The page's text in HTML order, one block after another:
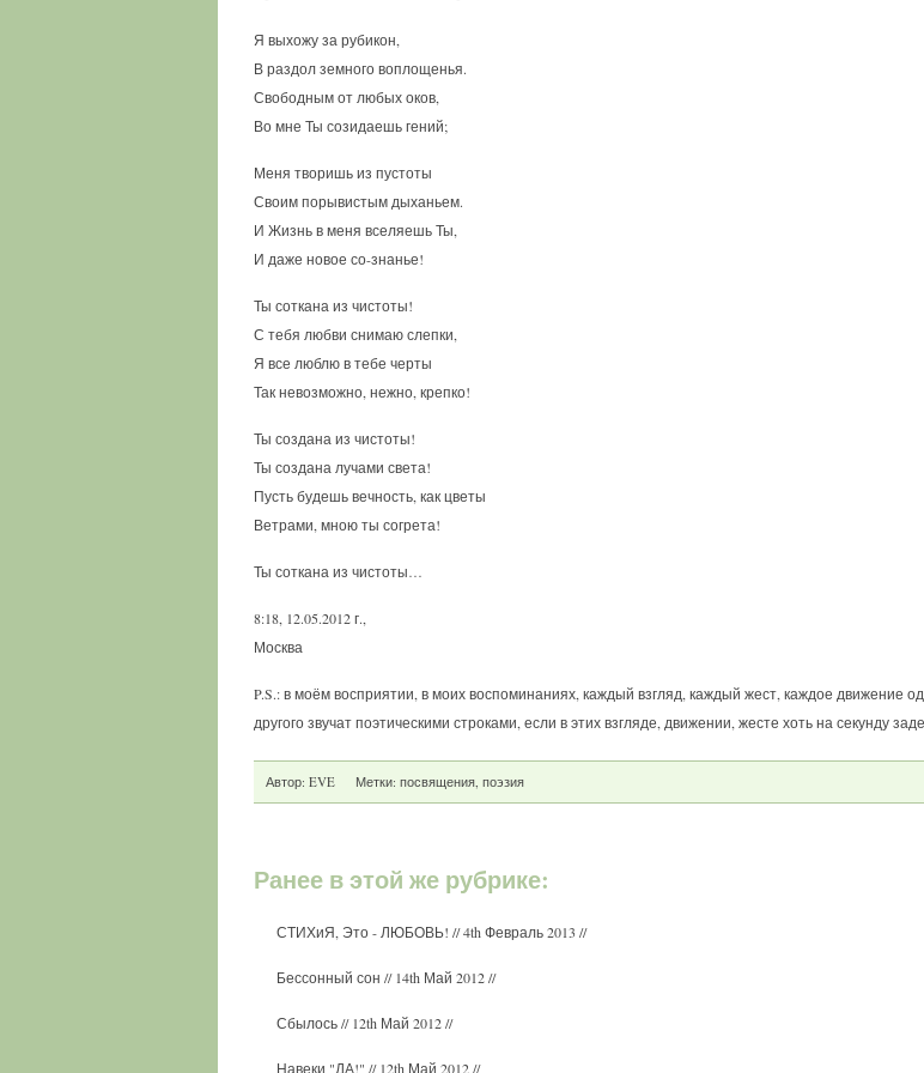
Я выхожу за рубикон,
В раздол земного воплощенья.
Свободным от любых оков,
Во мне Ты созидаешь гений;
Меня творишь из пустоты
Своим порывистым дыханьем.
И Жизнь в меня вселяешь Ты,
И даже новое со-знанье!
Ты соткана из чистоты!
С тебя любви снимаю слепки,
Я все люблю в тебе черты
Так невозможно, нежно, крепко!
Ты создана из чистоты!
Ты создана лучами света!
Пусть будешь вечность, как цветы
Ветрами, мною ты согрета!
Ты соткана из чистоты…
8:18, 12.05.2012 г.,
Москва
P.S.: в моём восприятии, в моих воспоминаниях, каждый взгляд, каждый жест, каждое движение
другого звучат поэтическими строками, если в этих взгляде, движении, жесте хоть на секунду
Автор: EVE Метки: посвящения, поэзия
Ранее в этой же рубрике:
СТИХиЯ, Это - ЛЮБОВЬ! // 4th Февраль 2013 //
Бессонный сон // 14th Май 2012 //
Сбылось// 12th Май 2012 //
Навеки "ДА!" // 12th Май 2012 //